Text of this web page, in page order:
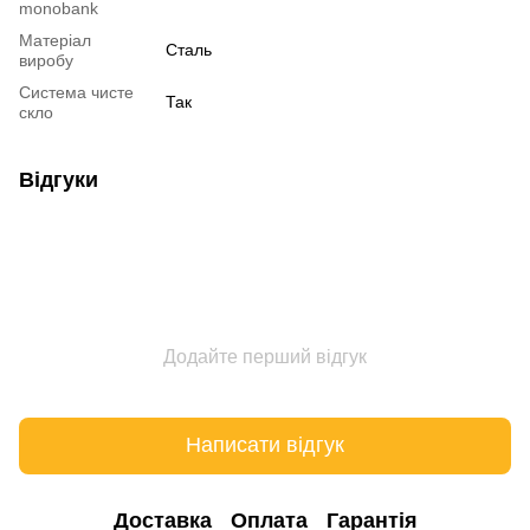
monobank
Матеріал
виробу
Сталь
Система чисте
скло
Так
Відгуки
Додайте перший відгук
Написати відгук
Доставка Оплата Гарантія